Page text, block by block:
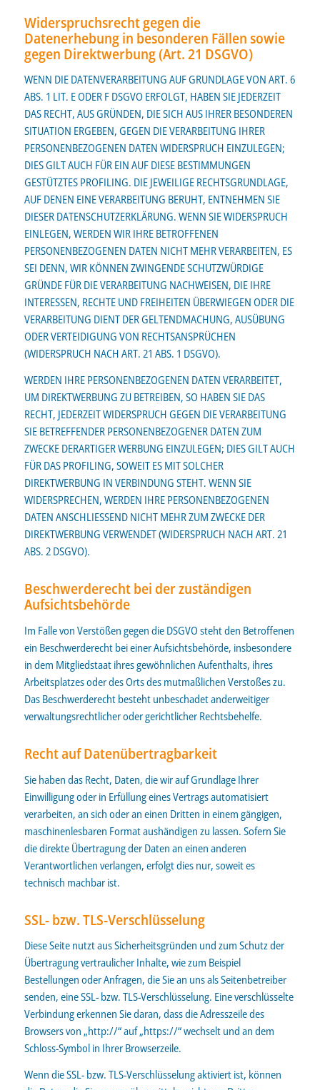
Widerspruchsrecht gegen die
Datenerhebung in besonderen Fällen sowie
gegen Direktwerbung (Art. 21 DSGVO)
WENN DIE DATENVERARBEITUNG AUF GRUNDLAGE VON ART. 6
ABS. 1 LIT. E ODER F DSGVO ERFOLGT, HABEN SIE JEDERZEIT
DAS RECHT, AUS GRÜNDEN, DIE SICH AUS IHRER BESONDEREN
SITUATION ERGEBEN, GEGEN DIE VERARBEITUNG IHRER
PERSONENBEZOGENEN DATEN WIDERSPRUCH EINZULEGEN;
DIES GILT AUCH FÜR EIN AUF DIESE BESTIMMUNGEN
GESTÜTZTES PROFILING. DIE JEWEILIGE RECHTSGRUNDLAGE,
AUF DENEN EINE VERARBEITUNG BERUHT, ENTNEHMEN SIE
DIESER DATENSCHUTZERKLÄRUNG. WENN SIE WIDERSPRUCH
EINLEGEN, WERDEN WIR IHRE BETROFFENEN
PERSONENBEZOGENEN DATEN NICHT MEHR VERARBEITEN, ES
SEI DENN, WIR KÖNNEN ZWINGENDE SCHUTZWÜRDIGE
GRÜNDE FÜR DIE VERARBEITUNG NACHWEISEN, DIE IHRE
INTERESSEN, RECHTE UND FREIHEITEN ÜBERWIEGEN ODER DIE
VERARBEITUNG DIENT DER GELTENDMACHUNG, AUSÜBUNG
ODER VERTEIDIGUNG VON RECHTSANSPRÜCHEN
(WIDERSPRUCH NACH ART. 21 ABS. 1 DSGVO).
WERDEN IHRE PERSONENBEZOGENEN DATEN VERARBEITET,
UM DIREKTWERBUNG ZU BETREIBEN, SO HABEN SIE DAS
RECHT, JEDERZEIT WIDERSPRUCH GEGEN DIE VERARBEITUNG
SIE BETREFFENDER PERSONENBEZOGENER DATEN ZUM
ZWECKE DERARTIGER WERBUNG EINZULEGEN; DIES GILT AUCH
FÜR DAS PROFILING, SOWEIT ES MIT SOLCHER
DIREKTWERBUNG IN VERBINDUNG STEHT. WENN SIE
WIDERSPRECHEN, WERDEN IHRE PERSONENBEZOGENEN
DATEN ANSCHLIESSEND NICHT MEHR ZUM ZWECKE DER
DIREKTWERBUNG VERWENDET (WIDERSPRUCH NACH ART. 21
ABS. 2 DSGVO).
Beschwerderecht bei der zuständigen
Aufsichtsbehörde
Im Falle von Verstößen gegen die DSGVO steht den Betroffenen
ein Beschwerderecht bei einer Aufsichtsbehörde, insbesondere
in dem Mitgliedstaat ihres gewöhnlichen Aufenthalts, ihres
Arbeitsplatzes oder des Orts des mutmaßlichen Verstoßes zu.
Das Beschwerderecht besteht unbeschadet anderweitiger
verwaltungsrechtlicher oder gerichtlicher Rechtsbehelfe.
Recht auf Datenübertragbarkeit
Sie haben das Recht, Daten, die wir auf Grundlage Ihrer
Einwilligung oder in Erfüllung eines Vertrags automatisiert
verarbeiten, an sich oder an einen Dritten in einem gängigen,
maschinenlesbaren Format aushändigen zu lassen. Sofern Sie
die direkte Übertragung der Daten an einen anderen
Verantwortlichen verlangen, erfolgt dies nur, soweit es
technisch machbar ist.
SSL- bzw. TLS-Verschlüsselung
Diese Seite nutzt aus Sicherheitsgründen und zum Schutz der
Übertragung vertraulicher Inhalte, wie zum Beispiel
Bestellungen oder Anfragen, die Sie an uns als Seitenbetreiber
senden, eine SSL- bzw. TLS-Verschlüsselung. Eine verschlüsselte
Verbindung erkennen Sie daran, dass die Adresszeile des
Browsers von „http://“ auf „https://“ wechselt und an dem
Schloss-Symbol in Ihrer Browserzeile.
Wenn die SSL- bzw. TLS-Verschlüsselung aktiviert ist, können